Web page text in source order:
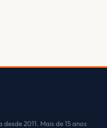
2011. Mais de 15 anos